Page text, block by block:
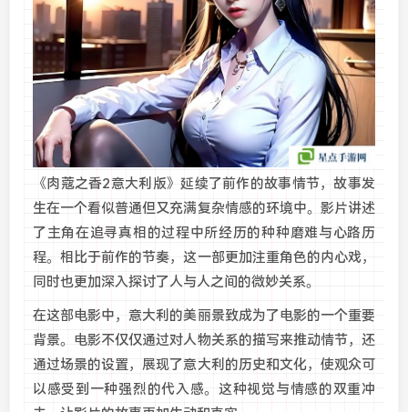
《肉蔻之香2意大利版》延续了前作的故事情节，故事发
生在一个看似普通但又充满复杂情感的环境中。影片讲述
了主角在追寻真相的过程中所经历的种种磨难与心路历
程。相比于前作的节奏，这一部更加注重角色的内心戏，
同时也更加深入探讨了人与人之间的微妙关系。
在这部电影中，意大利的美丽景致成为了电影的一个重要
背景。电影不仅仅通过对人物关系的描写来推动情节，还
通过场景的设置，展现了意大利的历史和文化，使观众可
以感受到一种强烈的代入感。这种视觉与情感的双重冲